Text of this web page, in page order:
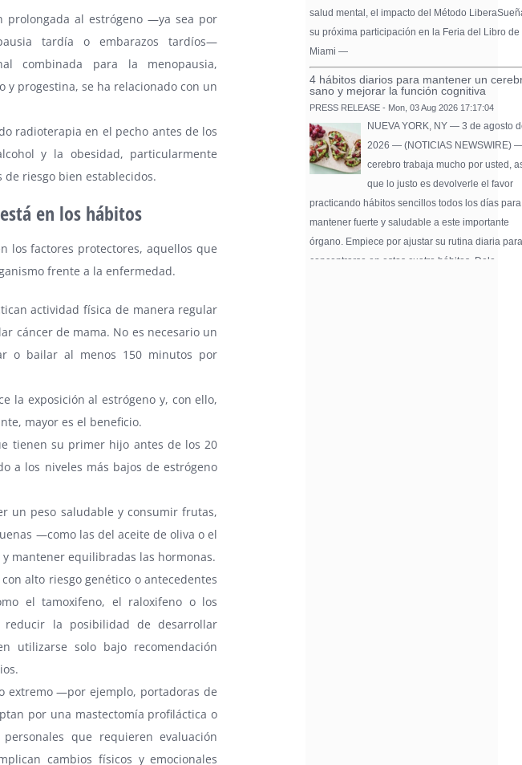
prolongada al estrógeno —ya sea por
tardía o embarazos tardíos—
combinada para la menopausia,
y progestina, se ha relacionado con un
radioterapia en el pecho antes de los
y la obesidad, particularmente
riesgo bien establecidos.
en los hábitos
los factores protectores, aquellos que
frente a la enfermedad.
actividad física de manera regular
cáncer de mama. No es necesario un
o bailar al menos 150 minutos por
la exposición al estrógeno y, con ello,
mayor es el beneficio.
tienen su primer hijo antes de los 20
a los niveles más bajos de estrógeno
un peso saludable y consumir frutas,
—como las del aceite de oliva o el
mantener equilibradas las hormonas.
alto riesgo genético o antecedentes
el tamoxifeno, el raloxifeno o los
la posibilidad de desarrollar
utilizarse solo bajo recomendación
extremo —por ejemplo, portadoras de
por una mastectomía profiláctica o
que requieren evaluación
cambios físicos y emocionales
salud mental, el impacto del Método
su próxima participación en la Feria del Libro de
Miami —
4 hábitos diarios para mantener un
sano y mejorar la función cognitiva
PRESS RELEASE - Mon, 03 Aug 2026 17:17:04
NUEVA YORK, NY — 3 de agosto
2026 — (NOTICIAS NEWSWIRE)
cerebro trabaja mucho por usted,
que lo justo es devolverle el favor
practicando hábitos sencillos todos los días para
mantener fuerte y saludable a este importante
órgano. Empiece por ajustar su rutina diaria
concentrarse en estos cuatro hábitos. Dele …